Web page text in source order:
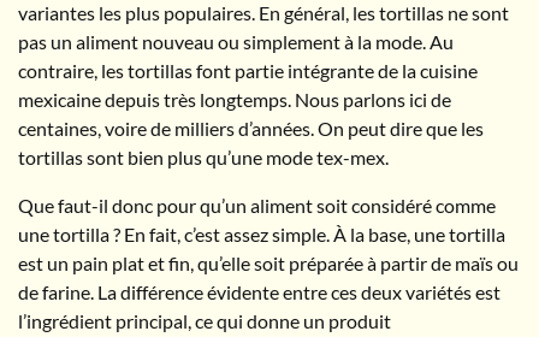
variantes les plus populaires. En général, les tortillas ne sont
pas un aliment nouveau ou simplement à la mode. Au
contraire, les tortillas font partie intégrante de la cuisine
mexicaine depuis très longtemps. Nous parlons ici de
centaines, voire de milliers d’années. On peut dire que les
tortillas sont bien plus qu’une mode tex-mex.
Que faut-il donc pour qu’un aliment soit considéré comme
une tortilla ? En fait, c’est assez simple. À la base, une tortilla
est un pain plat et fin, qu’elle soit préparée à partir de maïs ou
de farine. La différence évidente entre ces deux variétés est
l’ingrédient principal, ce qui donne un produit